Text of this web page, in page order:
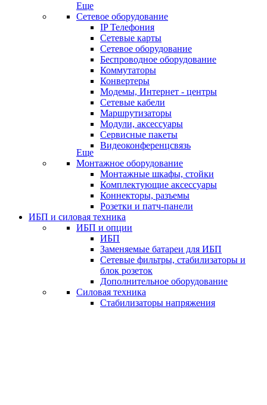
Еще
Сетевое оборудование
IP Телефония
Сетевые карты
Сетевое оборудование
Беспроводное оборудование
Коммутаторы
Конвертеры
Модемы, Интернет - центры
Сетевые кабели
Маршрутизаторы
Модули, аксессуары
Сервисные пакеты
Видеоконференцсвязь
Еще
Монтажное оборудование
Монтажные шкафы, стойки
Комплектующие аксессуары
Коннекторы, разъемы
Розетки и патч-панели
ИБП и силовая техника
ИБП и опции
ИБП
Заменяемые батареи для ИБП
Сетевые фильтры, стабилизаторы и
блок розеток
Дополнительное оборудование
Силовая техника
Стабилизаторы напряжения